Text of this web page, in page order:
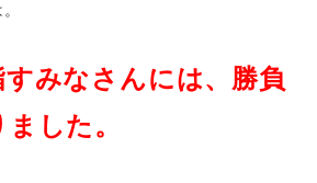
みなさんには、勝負
した。